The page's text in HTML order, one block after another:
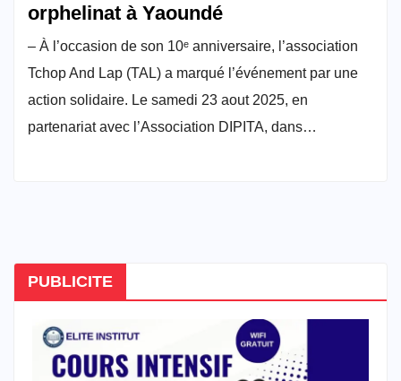
orphelinat à Yaoundé
– À l’occasion de son 10ᵉ anniversaire, l’association
Tchop And Lap (TAL) a marqué l’événement par une
action solidaire. Le samedi 23 aout 2025, en
partenariat avec l’Association DIPITA, dans…
PUBLICITE